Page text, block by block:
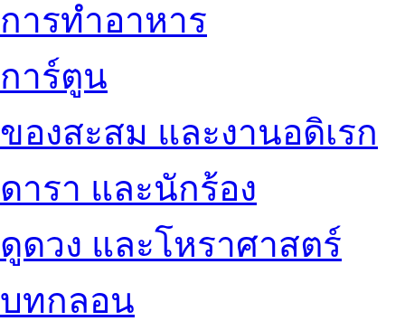
การทำอาหาร
การ์ตูน
ของสะสม และงานอดิเรก
ดารา และนักร้อง
ดูดวง และโหราศาสตร์
บทกลอน